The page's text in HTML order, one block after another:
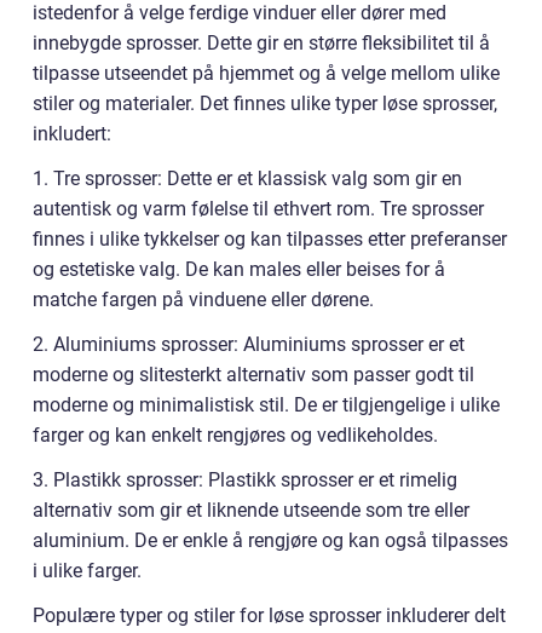
istedenfor å velge ferdige vinduer eller dører med
innebygde sprosser. Dette gir en større fleksibilitet til å
tilpasse utseendet på hjemmet og å velge mellom ulike
stiler og materialer. Det finnes ulike typer løse sprosser,
inkludert:
1. Tre sprosser: Dette er et klassisk valg som gir en
autentisk og varm følelse til ethvert rom. Tre sprosser
finnes i ulike tykkelser og kan tilpasses etter preferanser
og estetiske valg. De kan males eller beises for å
matche fargen på vinduene eller dørene.
2. Aluminiums sprosser: Aluminiums sprosser er et
moderne og slitesterkt alternativ som passer godt til
moderne og minimalistisk stil. De er tilgjengelige i ulike
farger og kan enkelt rengjøres og vedlikeholdes.
3. Plastikk sprosser: Plastikk sprosser er et rimelig
alternativ som gir et liknende utseende som tre eller
aluminium. De er enkle å rengjøre og kan også tilpasses
i ulike farger.
Populære typer og stiler for løse sprosser inkluderer delt